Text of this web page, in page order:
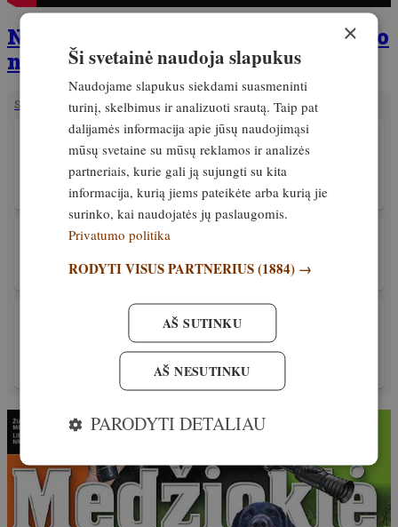
Nepraleisk! Išleistas naujas žurnalo
numeris
SUSIJĘ STRAIPSNIAI
MEDŽIOKLĖS REIKMENYS
Levenhuk Karma PRO 10×50 – kokybiška
staigmena
Išskirtinis 22. spalis, 2020
MEDŽIOKLĖS REIKMENYS
Išskirtinis 28. rugpjūtis, 2020
Kaip prognozuoti medžioklės rezultatą
stebint žvėries reakciją į šūvį
×
Ši svetainė naudoja slapukus
Naudojame slapukus siekdami suasmeninti
turinį, skelbimus ir analizuoti srautą. Taip pat
dalijamės informacija apie jūsų naudojimąsi
mūsų svetaine su mūsų reklamos ir analizės
partneriais, kurie gali ją sujungti su kita
informacija, kurią jiems pateikėte arba kurią jie
surinko, kai naudojatės jų paslaugomis.
Privatumo politika
RODYTI VISUS PARTNERIUS(1884) →
AŠ SUTINKU
AŠ NESUTINKU
PARODYTI DETALIAU